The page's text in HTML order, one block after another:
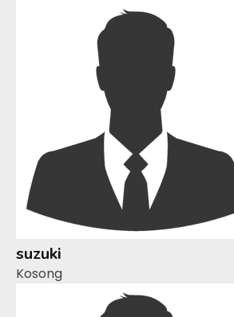
suzuki
Kosong